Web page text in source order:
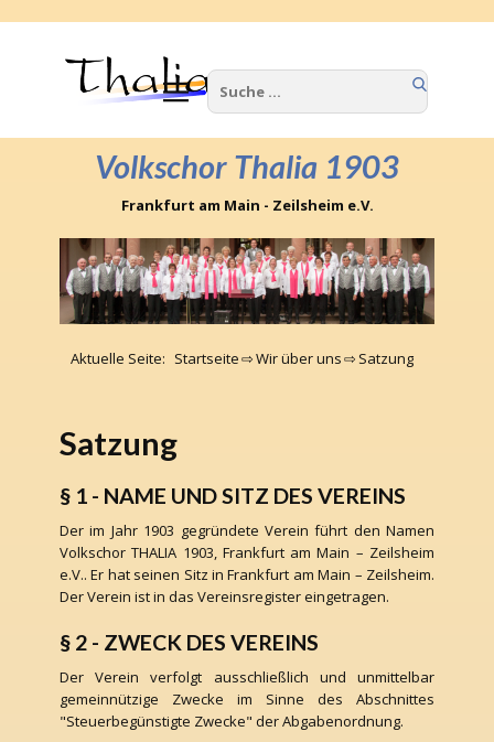
Home
Kontakte
Impressum
Volkschor Thalia 1903
Frankfurt am Main - Zeilsheim e.V.
Aktuelle Seite: Startseite⇨Wir über uns⇨ Satzung
Satzung
§ 1 - NAME UND SITZ DES VEREINS
Der im Jahr 1903 gegründete Verein führt den Namen
Volkschor THALIA 1903, Frankfurt am Main – Zeilsheim
e.V.. Er hat seinen Sitz in Frankfurt am Main – Zeilsheim.
Der Verein ist in das Vereinsregister eingetragen.
§ 2 - ZWECK DES VEREINS
Der Verein verfolgt ausschließlich und unmittelbar
gemeinnützige Zwecke im Sinne des Abschnittes
"Steuerbegünstigte Zwecke" der Abgabenordnung.